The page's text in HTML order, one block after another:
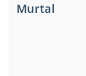
Murtal